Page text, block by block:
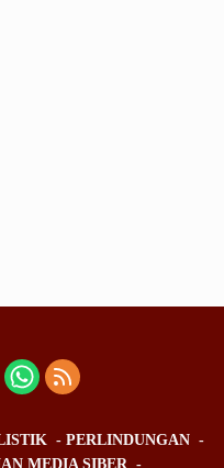
PERLINDUNGAN
MEDIA SIBER